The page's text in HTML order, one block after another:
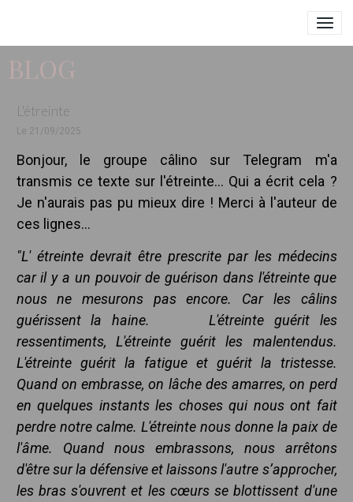
BLOG
L'étreinte
Le 21/09/2025
Bonjour, le groupe câlino sur Telegram m'a
transmis ce texte sur l'étreinte... Qui a écrit cela ?
Je n'aurais pas pu mieux dire ! Merci à l'auteur de
ces lignes...
"L' étreinte devrait être prescrite par les médecins
car il y a un pouvoir de guérison dans l'étreinte que
nous ne mesurons pas encore. Car les câlins
guérissent la haine. L'étreinte guérit les
ressentiments, L'étreinte guérit les malentendus.
L'étreinte guérit la fatigue et guérit la tristesse.
Quand on embrasse, on lâche des amarres, on perd
en quelques instants les choses qui nous ont fait
perdre notre calme. L'étreinte nous donne la paix de
l'âme. Quand nous embrassons, nous arrêtons
d'être sur la défensive et laissons l'autre s’approcher,
les bras s'ouvrent et les cœurs se blottissent d'une